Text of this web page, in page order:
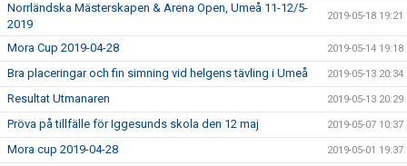
Norrländska Mästerskapen & Arena Open, Umeå 11-12/5-
2019
2019-05-18 19:21
Mora Cup 2019-04-28 2019-05-14 19:18
Bra placeringar och fin simning vid helgens tävling i Umeå 2019-05-13 20:34
Resultat Utmanaren 2019-05-13 20:29
Pröva på tillfälle för Iggesunds skola den 12 maj 2019-05-07 10:37
Mora cup 2019-04-28 2019-05-01 19:37